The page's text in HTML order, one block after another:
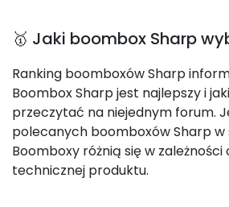
🥇 Jaki boombox Sharp
Ranking boomboxów Sharp
Boombox Sharp jest najlepszy i
przeczytać na niejednym forum.
polecanych boomboxów Sharp w
Boomboxy różnią się w
technicznej produktu.